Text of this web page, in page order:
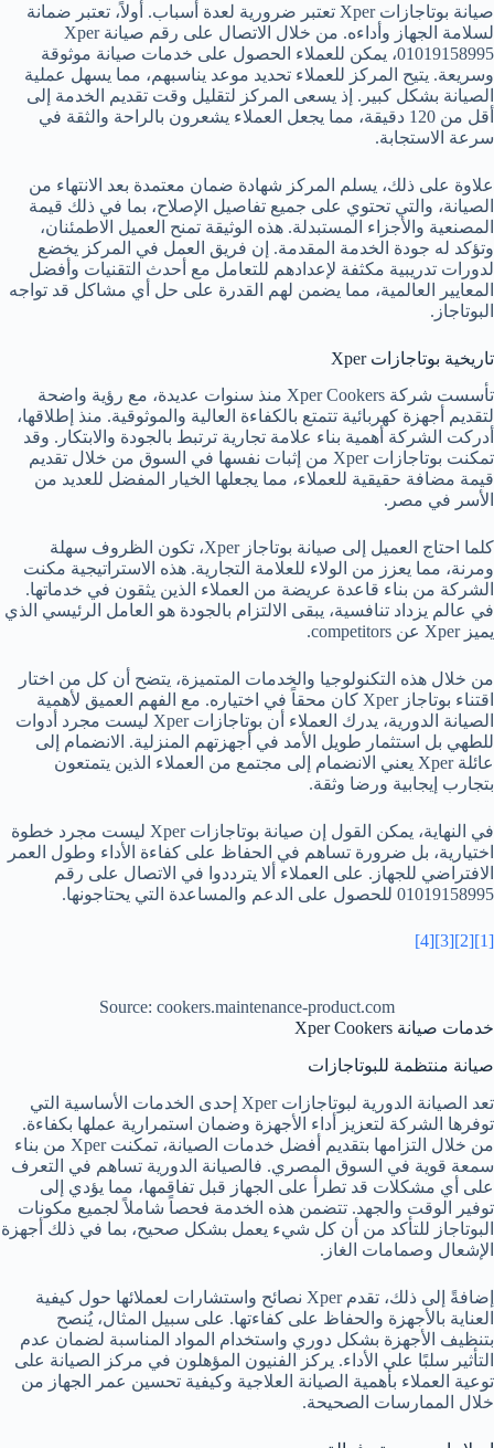
صيانة بوتاجازات Xper تعتبر ضرورية لعدة أسباب. أولاً، تعتبر ضمانة
لسلامة الجهاز وأداءه. من خلال الاتصال على رقم صيانة Xper
01019158995، يمكن للعملاء الحصول على خدمات صيانة موثوقة
وسريعة. يتيح المركز للعملاء تحديد موعد يناسبهم، مما يسهل عملية
الصيانة بشكل كبير. إذ يسعى المركز لتقليل وقت تقديم الخدمة إلى
أقل من 120 دقيقة، مما يجعل العملاء يشعرون بالراحة والثقة في
سرعة الاستجابة.
علاوة على ذلك، يسلم المركز شهادة ضمان معتمدة بعد الانتهاء من
الصيانة، والتي تحتوي على جميع تفاصيل الإصلاح، بما في ذلك قيمة
المصنعية والأجزاء المستبدلة. هذه الوثيقة تمنح العميل الاطمئنان،
وتؤكد له جودة الخدمة المقدمة. إن فريق العمل في المركز يخضع
لدورات تدريبية مكثفة لإعدادهم للتعامل مع أحدث التقنيات وأفضل
المعايير العالمية، مما يضمن لهم القدرة على حل أي مشاكل قد تواجه
البوتاجاز.
تاريخية بوتاجازات Xper
تأسست شركة Xper Cookers منذ سنوات عديدة، مع رؤية واضحة
لتقديم أجهزة كهربائية تتمتع بالكفاءة العالية والموثوقية. منذ إطلاقها،
أدركت الشركة أهمية بناء علامة تجارية ترتبط بالجودة والابتكار. وقد
تمكنت بوتاجازات Xper من إثبات نفسها في السوق من خلال تقديم
قيمة مضافة حقيقية للعملاء، مما يجعلها الخيار المفضل للعديد من
الأسر في مصر.
كلما احتاج العميل إلى صيانة بوتاجاز Xper، تكون الظروف سهلة
ومرنة، مما يعزز من الولاء للعلامة التجارية. هذه الاستراتيجية مكنت
الشركة من بناء قاعدة عريضة من العملاء الذين يثقون في خدماتها.
في عالم يزداد تنافسية، يبقى الالتزام بالجودة هو العامل الرئيسي الذي
يميز Xper عن competitors.
من خلال هذه التكنولوجيا والخدمات المتميزة، يتضح أن كل من اختار
اقتناء بوتاجاز Xper كان محقاً في اختياره. مع الفهم العميق لأهمية
الصيانة الدورية، يدرك العملاء أن بوتاجازات Xper ليست مجرد أدوات
للطهي بل استثمار طويل الأمد في أجهزتهم المنزلية. الانضمام إلى
عائلة Xper يعني الانضمام إلى مجتمع من العملاء الذين يتمتعون
بتجارب إيجابية ورضا وثقة.
في النهاية، يمكن القول إن صيانة بوتاجازات Xper ليست مجرد خطوة
اختيارية، بل ضرورة تساهم في الحفاظ على كفاءة الأداء وطول العمر
الافتراضي للجهاز. على العملاء ألا يترددوا في الاتصال على رقم
01019158995 للحصول على الدعم والمساعدة التي يحتاجونها.
[1]
[2]
[3]
[4]
Source: cookers.maintenance-product.com
خدمات صيانة Xper Cookers
صيانة منتظمة للبوتاجازات
تعد الصيانة الدورية لبوتاجازات Xper إحدى الخدمات الأساسية التي
توفرها الشركة لتعزيز أداء الأجهزة وضمان استمرارية عملها بكفاءة.
من خلال التزامها بتقديم أفضل خدمات الصيانة، تمكنت Xper من بناء
سمعة قوية في السوق المصري. فالصيانة الدورية تساهم في التعرف
على أي مشكلات قد تطرأ على الجهاز قبل تفاقمها، مما يؤدي إلى
توفير الوقت والجهد. تتضمن هذه الخدمة فحصاً شاملاً لجميع مكونات
البوتاجاز للتأكد من أن كل شيء يعمل بشكل صحيح، بما في ذلك أجهزة
الإشعال وصمامات الغاز.
إضافةً إلى ذلك، تقدم Xper نصائح واستشارات لعملائها حول كيفية
العناية بالأجهزة والحفاظ على كفاءتها. على سبيل المثال، يُنصح
بتنظيف الأجهزة بشكل دوري واستخدام المواد المناسبة لضمان عدم
التأثير سلبًا على الأداء. يركز الفنيون المؤهلون في مركز الصيانة على
توعية العملاء بأهمية الصيانة العلاجية وكيفية تحسين عمر الجهاز من
خلال الممارسات الصحيحة.